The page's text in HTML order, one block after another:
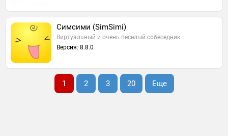
Симсими (SimSimi)
Виртуальный и очень веселый собеседник.
Версия: 8.8.0
1 2 3 20 Еще